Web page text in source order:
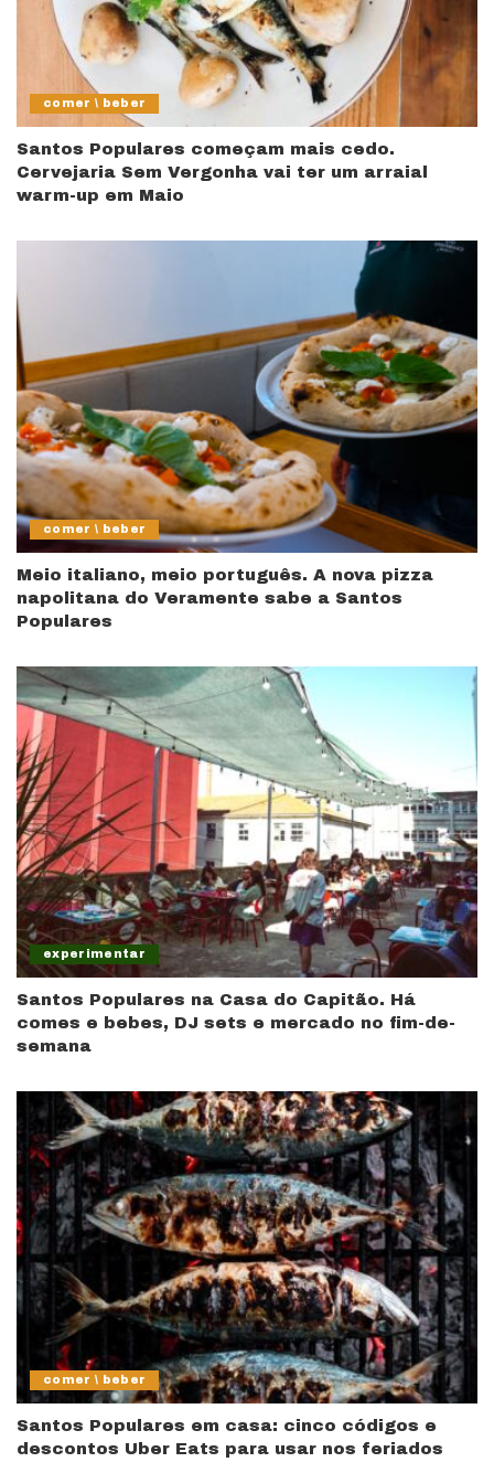
comer \ beber
Santos Populares começam mais cedo.
Cervejaria Sem Vergonha vai ter um arraial
warm-up em Maio
comer \ beber
Meio italiano, meio português. A nova pizza
napolitana do Veramente sabe a Santos
Populares
experimentar
Santos Populares na Casa do Capitão. Há
comes e bebes, DJ sets e mercado no fim-de-
semana
comer \ beber
Santos Populares em casa: cinco códigos e
descontos Uber Eats para usar nos feriados